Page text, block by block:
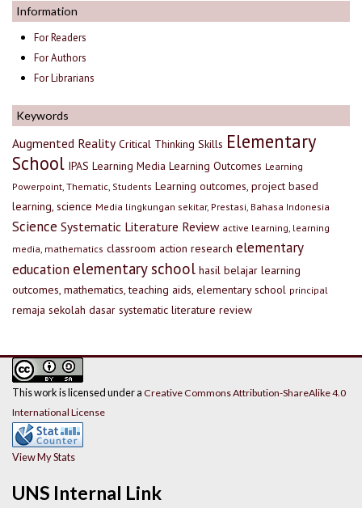
Information
For Readers
For Authors
For Librarians
Keywords
Augmented Reality Critical Thinking Skills Elementary
School IPAS Learning Media Learning Outcomes Learning
Powerpoint, Thematic, Students Learning outcomes, project based
learning, science Media lingkungan sekitar, Prestasi, Bahasa Indonesia
Science Systematic Literature Review active learning, learning
media, mathematics classroom action research elementary
education elementary school hasil belajar learning
outcomes, mathematics, teaching aids, elementary school principal
remaja sekolah dasar systematic literature review
UNS Internal Link
This work is licensed under a Creative Commons Attribution-ShareAlike 4.0
International License
View My Stats